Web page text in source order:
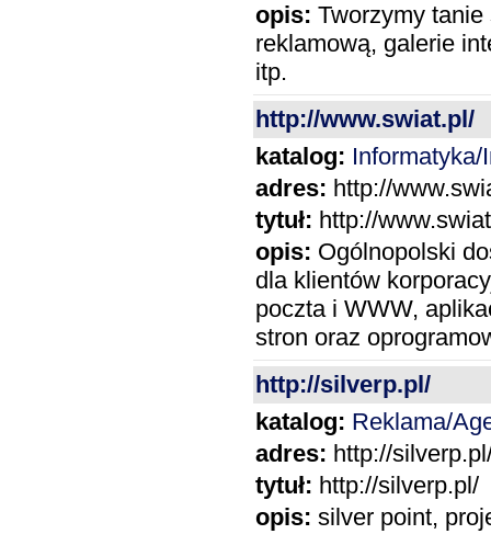
opis: Tworzymy
reklamową, galerie
itp.
http://www.swiat.pl/
katalog: Informatyka/
adres: http://
tytuł: http://
opis: Ogólnopolski
dla klientów
poczta i WWW,
stron oraz
http://silverp.pl/
katalog: Reklama/
adres: http://
tytuł: http://silverp.pl/
opis: silver point,